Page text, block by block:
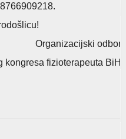
Organizacijski odbor
kongresa fizioterapeuta BiH